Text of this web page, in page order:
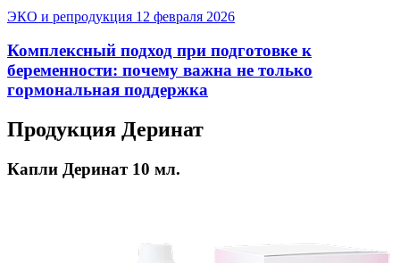
ЭКО и репродукция 12 февраля 2026
Комплексный подход при подготовке к
беременности: почему важна не только
гормональная поддержка
Продукция Деринат
Капли Деринат 10 мл.